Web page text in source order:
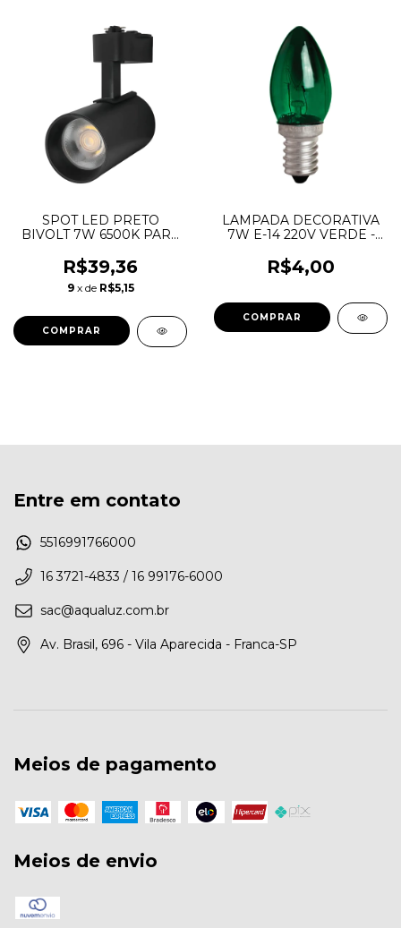
SPOT LED PRETO
BIVOLT 7W 6500K PARA
R$39,36
9 x de R$5,15
LAMPADA DECORATIVA
7W E-14 220V VERDE -
R$4,00
Entre em contato
5516991766000
16 3721-4833 / 16 99176-6000
sac@aqualuz.com.br
Av. Brasil, 696 - Vila Aparecida - Franca-SP
Meios de pagamento
Meios de envio